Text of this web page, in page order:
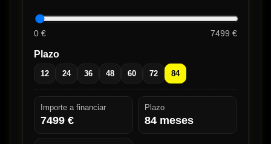
0 € 7499 €
Plazo
12 24 36 48 60 72 84
Importe a financiar
7499 €
Plazo
84 meses